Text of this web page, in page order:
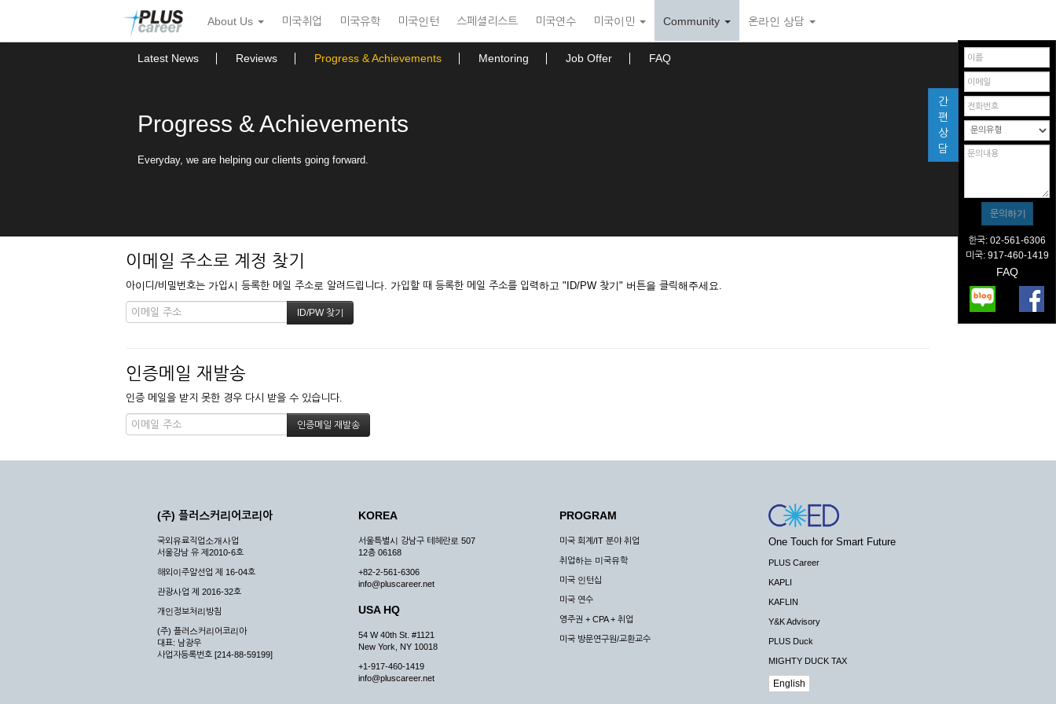
뉴
토
About Us 미국취업 미국유학 미국인턴 스페셜리스트 미국연수 미국이민 Community 온라인 상담
Latest News Reviews Progress & Achievements Mentoring Job Offer FAQ
Progress & Achievements
Everyday, we are helping our clients going forward.
이메일 주소로 계정 찾기
아이디/비밀번호는 가입시 등록한 메일 주소로 알려드립니다. 가입할 때 등록한 메일 주소를 입력하고 "ID/PW 찾기" 버튼을 클릭해주세요.
인증메일 재발송
인증 메일을 받지 못한 경우 다시 받을 수 있습니다.
간
편
상
담
한국: 02-561-6306
미국: 917-460-1419
FAQ
(주) 플러스커리어코리아
국외유료직업소개사업
서울강남 유 제2010-6호
해외이주알선업 제 16-04호
관광사업 제 2016-32호
개인정보처리방침
(주) 플러스커리어코리아
대표: 남광우
사업자등록번호 [214-88-59199]
KOREA
서울특별시 강남구 테헤란로 507
12층 06168
+82-2-561-6306
info@pluscareer.net
USA HQ
54 W 40th St. #1121
New York, NY 10018
+1-917-460-1419
info@pluscareer.net
PROGRAM
미국 회계/IT 분야 취업
취업하는 미국유학
미국 인턴십
미국 연수
영주권 + CPA + 취업
미국 방문연구원/교환교수
One Touch for Smart Future
PLUS Career
KAPLI
KAFLIN
Y&K Advisory
PLUS Duck
MIGHTY DUCK TAX
English